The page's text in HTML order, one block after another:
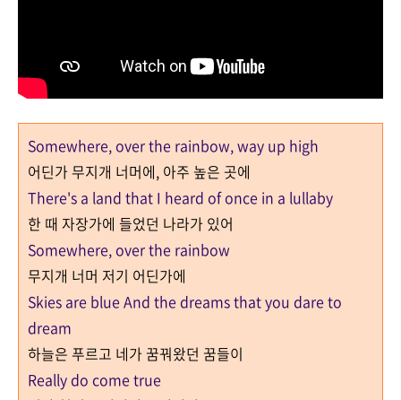
Somewhere, over the rainbow, way up high
어딘가 무지개 너머에, 아주 높은 곳에
There's a land that I heard of once in a lullaby
한 때 자장가에 들었던 나라가 있어
Somewhere, over the rainbow
무지개 너머 저기 어딘가에
Skies are blue And the dreams that you dare to
dream
하늘은 푸르고 네가 꿈꿔왔던 꿈들이
Really do come true